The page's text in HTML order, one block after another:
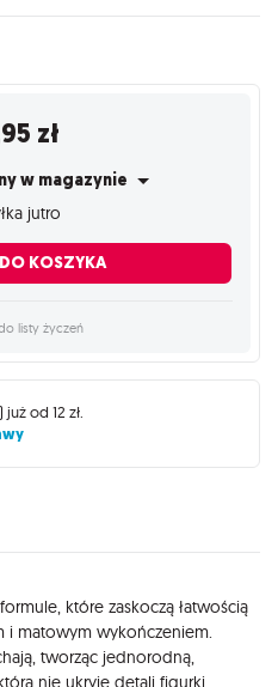
zł
w magazynie
jutro
KOSZYKA
listy życzeń
) już od 12 zł.
które zaskoczą łatwością
i matowym wykończeniem.
tworząc jednorodną,
nie ukryje detali figurki.